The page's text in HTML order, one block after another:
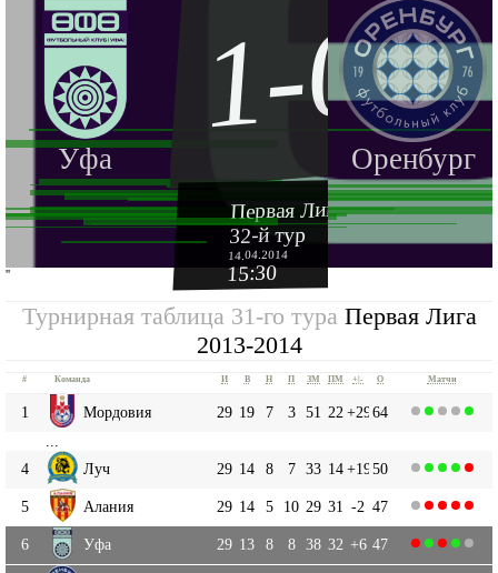
Уфа Оренбург
1-0
Первая Лига 2013-2014
32-й тур
14.04.2014
15:30
''
Турнирная таблица 31-го тура Первая Лига
2013-2014
# Команда И В Н П ЗМ ПМ +|- О Матчи
1 Мордовия 29 19 7 3 51 22 +2964
4
Луч 29 14 8 7 33 14+1950
5 Алания 29 14 5 10 29 31 -2 47
6 Уфа 29 13 8 8 38 32 +6 47